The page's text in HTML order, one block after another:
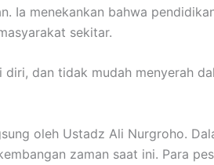
Ia menekankan bahwa
sekitar.
dan tidak mudah menyerah
oleh Ustadz Ali Nurgroho.
zaman saat ini. Para